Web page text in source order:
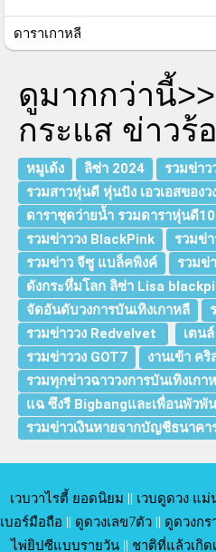
ดาราเกาหลี
ดูมากกว่านี้>>
กระแส ข่าวร้
หมูเด้ง ลิซ่า 2024
รวมข่าว
รวมสาวหุ่นดี หุ่นปัง เอวเอสของว
ดาราชุดว่ายน้ำ รวมดาราหุ่นดี
รวมข่าววง BlackPink
รวมข่
รวมข่าว จีซู แบล็คพิงค์
รวมข่
ดังกระหึ่มโลก ลิซ่า Lisa
จัดอันดับวงการบันเทิงเกาหลี
รวมข่าววง Redvelvet
เตน
รวมข่าววง GOT7
งานเข้า ค
รวมทุกข่าวฉาววงการบันเทิงเกา
แฉ ซึงรี Bigbangและเพื่อนพัวพั
รวมข่าวเงินหายจากบัญชีธนาคา
เวบวาไรตี้ ยอดนิยม || เวบดูดวง แม่
เบอร์มือถือ || ดูดวงเลข7ตัว || ดูดวงก
ไพ่ยิปซีแบบรายวัน|| ชาติที่แล้วเกิด